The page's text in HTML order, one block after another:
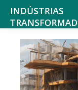
Saltar
para
menu
principal
Skip
main
content
INDÚSTRIAS
Indústrias
alimentares,
bebidas,
tabaco,